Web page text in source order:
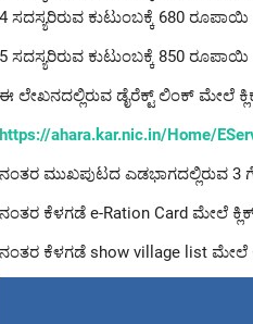
4 ಸದಸ್ಯರಿರುವ ಕುಟುಂಬಕ್ಕೆ 680 ರೂಪಾಯಿ
5 ಸದಸ್ಯರಿರುವ ಕುಟುಂಬಕ್ಕೆ 850 ರೂಪಾಯಿ
ಈ ಲೇಖನದಲ್ಲಿರುವ ಡೈರೆಕ್ಟ್ ಲಿಂಕ್ ಮೇಲೆ
https://ahara.kar.nic.in/Home/
ನಂತರ ಮುಖಪುಟದ ಎಡಭಾಗದಲ್ಲಿರುವ 3
ನಂತರ ಕೆಳಗಡೆ e-Ration Card ಮೇಲೆ
ನಂತರ ಕೆಳಗಡೆ show village list ಮೇಲೆ